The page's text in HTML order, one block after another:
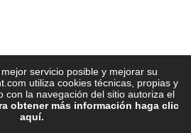
servicio posible y mejorar su
utiliza cookies técnicas, propias y
con la navegación del sitio autoriza el
obtener más información haga clic
aquí.